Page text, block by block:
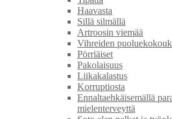
Haavasta
Sillä silmällä
Artroosin viemää
Vihreiden
Pörriäiset
Pakolaisuus
Liikakalastus
Korruptiosta
Ennaltaehkäisemällä
mielenterveyttä